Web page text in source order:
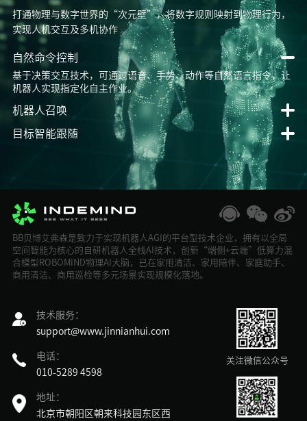
打通物理与数字世界的“次元壁”，将数字规则映射到物理行为，
实现人机交互及多机协作
自然命令控制
基于决策交互技术，可通过语音、手势、动作等自然语言指令，让
机器人实现指定化自主作业。
机器人召唤
目标智能跟随
BB贝博艾弗森是致力于实现机器人AGI的平台型技术企业，拥有以全局
空间智能为核心的自研机器人全栈AI技术，创新“端侧+云端”低算力混
合模型ROBOMIND物理AI大脑，已在家用清洁、家用陪伴、家庭助手、
商用清洁、商用巡检等多元场景实现规模化落地。
关注微信公众号
技术服务：
support@www.jinnianhui.com
电话：
010-5289 4598
地址：
北京市朝阳区朝来科技园东区西